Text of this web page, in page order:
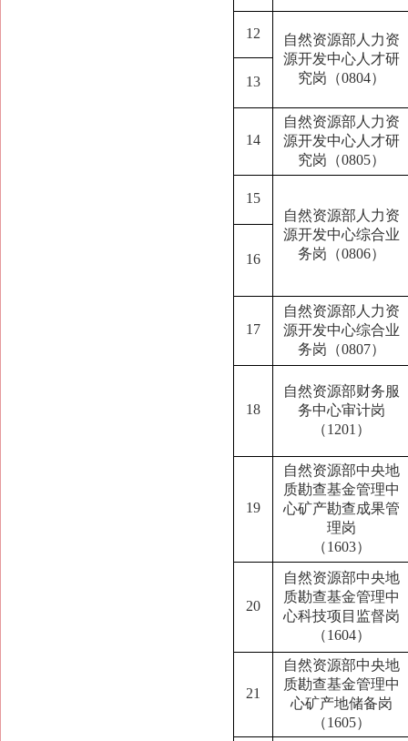
12
自然资源部人力资
源开发中心人才研
究岗（0804）
13
14
自然资源部人力资
源开发中心人才研
究岗（0805）
15
自然资源部人力资
源开发中心综合业
务岗（0806）
16
17
自然资源部人力资
源开发中心综合业
务岗（0807）
18
自然资源部财务服
务中心审计岗
（1201）
19
自然资源部中央地
质勘查基金管理中
心矿产勘查成果管
理岗
（1603）
20
自然资源部中央地
质勘查基金管理中
心科技项目监督岗
（1604）
21
自然资源部中央地
质勘查基金管理中
心矿产地储备岗
（1605）